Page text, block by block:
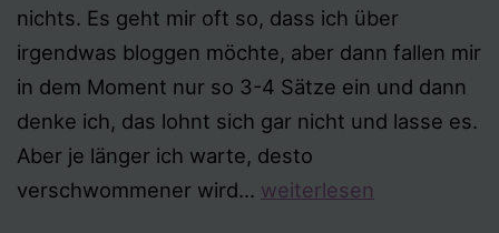
nichts. Es geht mir oft so, dass ich über
irgendwas bloggen möchte, aber dann fallen mir
in dem Moment nur so 3-4 Sätze ein und dann
denke ich, das lohnt sich gar nicht und lasse es.
Aber je länger ich warte, desto
verschwommener wird… Mal
weiterlesen